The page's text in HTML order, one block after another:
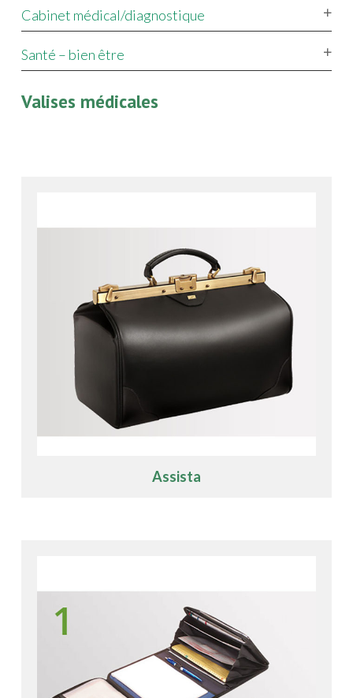
Cabinet médical/diagnostique
Santé – bien être
Valises médicales
Assista